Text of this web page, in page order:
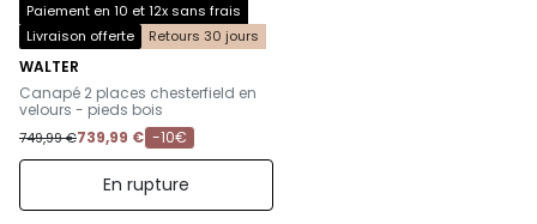
Paiement en 10 et 12x sans frais
Livraison offerte
Retours 30 jours
WALTER
-
Canapé 2 places chesterfield en
velours - pieds bois
749,99 €739,99 € -10€
En rupture